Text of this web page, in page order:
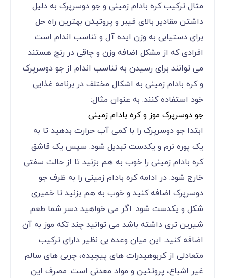
مثال ترکیب کره بادام زمینی و جو دوسرپرک به دلیل
داشتن مقادیر بالای فیبر و پروتیئن بهترین راه حل
برای دستیابی به وزن ایده آل و تناسب اندام است.
افرادی که از مشکل اضافه وزن و چاقی در رنج هستند
می توانند برای رسیدن به تناسب اندام از جو دوسرپرک
و کره بادام زمینی به اشکال مختلف در برنامه غذایی
خود استفاده کنند. به عنوان مثال:
جو دوسرپرک موز و کره بادام زمینی
ابتدا جو دوسرپرک را با کمی آب حرارت بدهید تا به
یک پوره نرم و یکدست تبدیل شود. سپس یک قاشق
کره بادام زمینی را خوب به هم بزنید تا از حالت سفتی
خارج شود. در ادامه کره بادام زمینی را به ظرف جو
دوسرپرک اضافه کنید و خوب به هم بزنید تا خمیری
شکل و یکدست شود. اگر می خواهید دسر شما طعم
شیرین تری داشته باشد می توانید چند تکه موز به آن
اضافه کنید. این میان وعده بی نظیر دارای ترکیب
متعادلی از کربوهیدرات های پیچیده، چربی های سالم
غیر اشباع، پروتئین و مواد معدنی است. مصرف این